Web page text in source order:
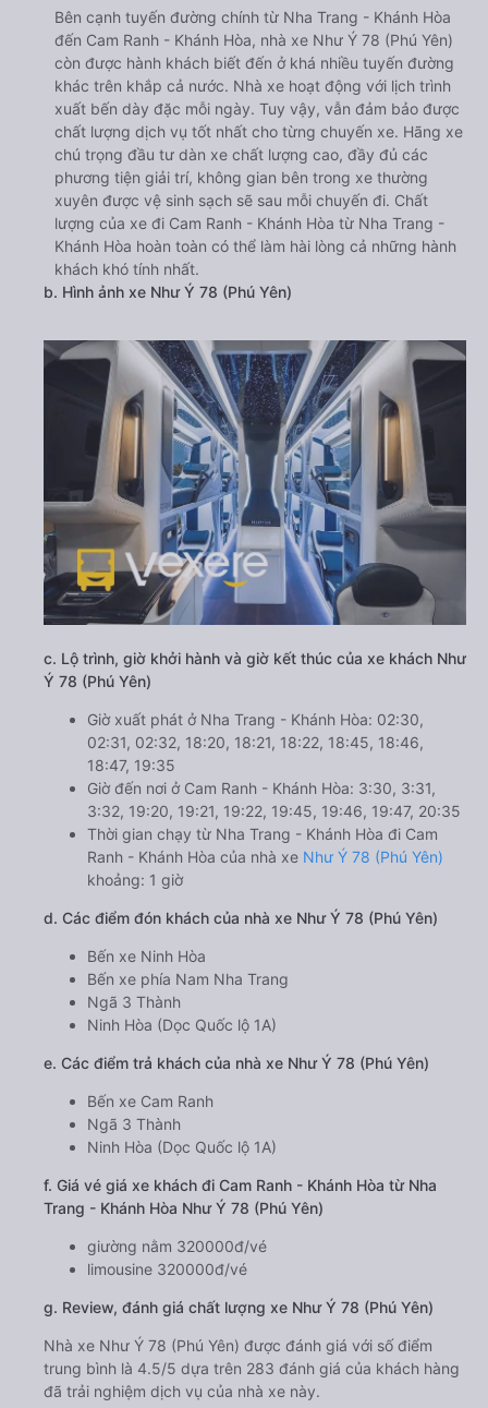
Bên cạnh tuyến đường chính từ Nha Trang - Khánh Hòa
đến Cam Ranh - Khánh Hòa, nhà xe Như Ý 78 (Phú Yên)
còn được hành khách biết đến ở khá nhiều tuyến đường
khác trên khắp cả nước. Nhà xe hoạt động với lịch trình
xuất bến dày đặc mỗi ngày. Tuy vậy, vẫn đảm bảo được
chất lượng dịch vụ tốt nhất cho từng chuyến xe. Hãng xe
chú trọng đầu tư dàn xe chất lượng cao, đầy đủ các
phương tiện giải trí, không gian bên trong xe thường
xuyên được vệ sinh sạch sẽ sau mỗi chuyến đi. Chất
lượng của xe đi Cam Ranh - Khánh Hòa từ Nha Trang -
Khánh Hòa hoàn toàn có thể làm hài lòng cả những hành
khách khó tính nhất.
b. Hình ảnh xe Như Ý 78 (Phú Yên)
c. Lộ trình, giờ khởi hành và giờ kết thúc của xe khách Như
Ý 78 (Phú Yên)
Giờ xuất phát ở Nha Trang - Khánh Hòa: 02:30,
02:31, 02:32, 18:20, 18:21, 18:22, 18:45, 18:46,
18:47, 19:35
Giờ đến nơi ở Cam Ranh - Khánh Hòa: 3:30, 3:31,
3:32, 19:20, 19:21, 19:22, 19:45, 19:46, 19:47, 20:35
Thời gian chạy từ Nha Trang - Khánh Hòa đi Cam
Ranh - Khánh Hòa của nhà xe Như Ý 78 (Phú Yên)
khoảng: 1 giờ
d. Các điểm đón khách của nhà xe Như Ý 78 (Phú Yên)
Bến xe Ninh Hòa
Bến xe phía Nam Nha Trang
Ngã 3 Thành
Ninh Hòa (Dọc Quốc lộ 1A)
e. Các điểm trả khách của nhà xe Như Ý 78 (Phú Yên)
Bến xe Cam Ranh
Ngã 3 Thành
Ninh Hòa (Dọc Quốc lộ 1A)
f. Giá vé giá xe khách đi Cam Ranh - Khánh Hòa từ Nha
Trang - Khánh Hòa Như Ý 78 (Phú Yên)
giường nằm 320000đ/vé
limousine 320000đ/vé
g. Review, đánh giá chất lượng xe Như Ý 78 (Phú Yên)
Nhà xe Như Ý 78 (Phú Yên) được đánh giá với số điểm
trung bình là 4.5/5 dựa trên 283 đánh giá của khách hàng
đã trải nghiệm dịch vụ của nhà xe này.